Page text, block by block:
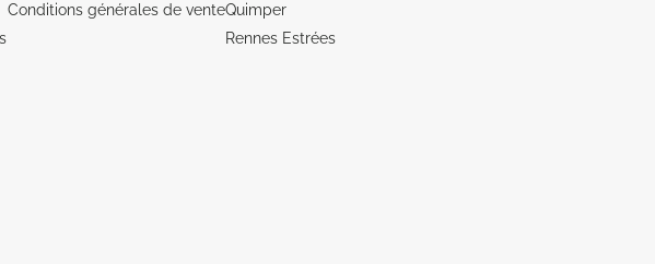
Conditions générales de venteQuimper
Rennes Estrées